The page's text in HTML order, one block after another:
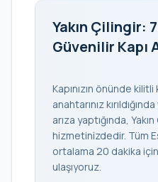
Yakın Çilingir:
Güvenilir Kapı
Kapınızın önünde kilitli
anahtarınız
arıza yaptığında,
hizmetinizdedir. Tüm
ortalama 20 dakika
ulaşıyoruz.